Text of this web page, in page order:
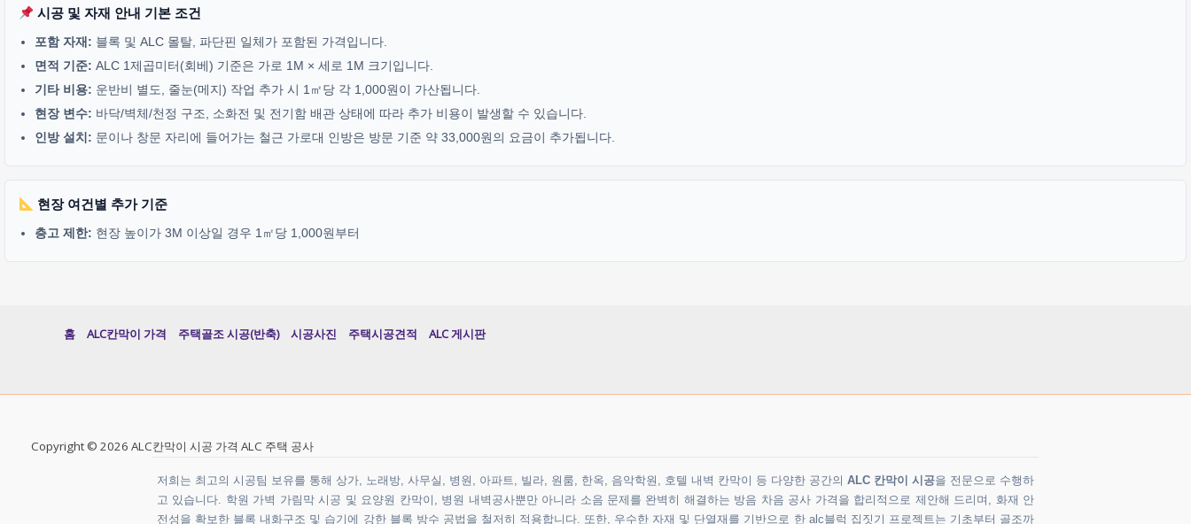
시공 및 자재 안내 기본 조건
포함 자재: 블록 및 ALC 몰탈, 파단핀 일체가 포함된 가격입니다.
면적 기준: ALC 1제곱미터(회베) 기준은 가로 1M × 세로 1M 크기입니다.
기타 비용: 운반비 별도, 줄눈(메지) 작업 추가 시 1㎡당 각 1,000원이 가산됩니다.
현장 변수: 바닥/벽체/천정 구조, 소화전 및 전기함 배관 상태에 따라 추가 비용이 발생할 수 있습니다.
인방 설치: 문이나 창문 자리에 들어가는 철근 가로대 인방은 방문 기준 약 33,000원의 요금이 추가됩니다.
현장 여건별 추가 기준
층고 제한: 현장 높이가 3M 이상일 경우 1㎡당 1,000원부터
홈 ALC칸막이 가격 주택골조 시공(반축) 시공사진 주택시공견적 ALC 게시판
Copyright © 2026 ALC칸막이 시공 가격 ALC 주택 공사
저희는 최고의 시공팀 보유를 통해 상가, 노래방, 사무실, 병원, 아파트, 빌라, 원룸, 한옥, 음악학원, 호텔 내벽 칸막이 등 다양한 공간의 ALC 칸막이 시공을 전문으로 수행하
고 있습니다. 학원 가벽 가림막 시공 및 요양원 칸막이, 병원 내벽공사뿐만 아니라 소음 문제를 완벽히 해결하는 방음 차음 공사 가격을 합리적으로 제안해 드리며, 화재 안
전성을 확보한 블록 내화구조 및 습기에 강한 블록 방수 공법을 철저히 적용합니다. 또한, 우수한 자재 및 단열재를 기반으로 한 alc블럭 집짓기 프로젝트는 기초부터 골조까